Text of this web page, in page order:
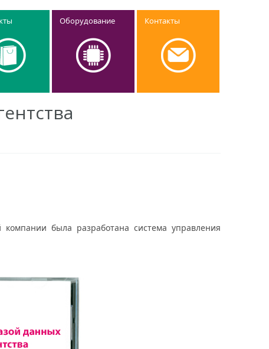
Оборудование Контакты
была разработана система управления